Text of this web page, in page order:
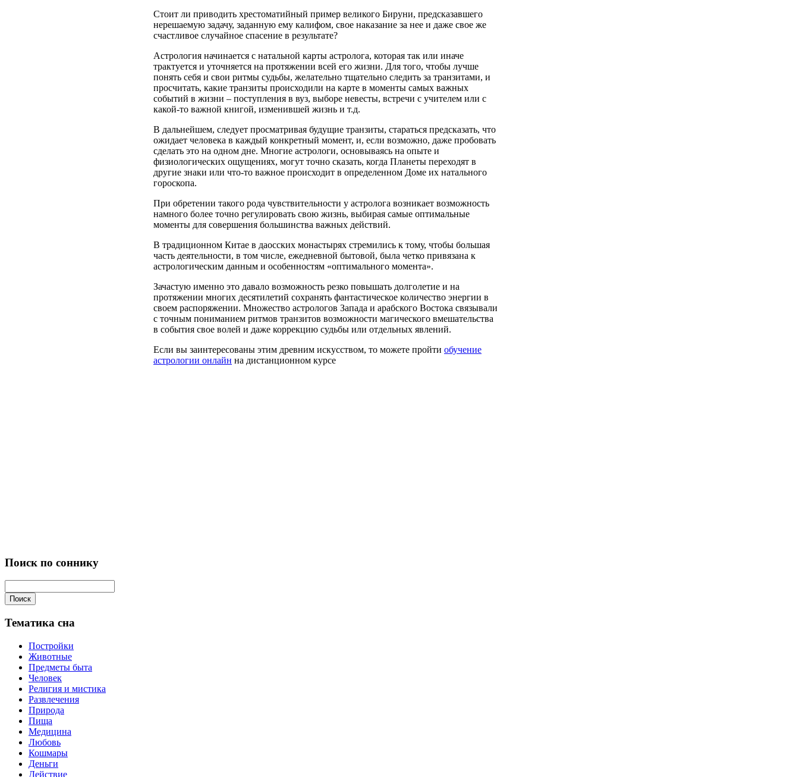
Стоит ли приводить хрестоматийный пример великого Бируни, предсказавшего
нерешаемую задачу, заданную ему калифом, свое наказание за нее и даже свое же
счастливое случайное спасение в результате?
Астрология начинается с натальной карты астролога, которая так или иначе
трактуется и уточняется на протяжении всей его жизни. Для того, чтобы лучше
понять себя и свои ритмы судьбы, желательно тщательно следить за транзитами, и
просчитать, какие транзиты происходили на карте в моменты самых важных
событий в жизни – поступления в вуз, выборе невесты, встречи с учителем или с
какой-то важной книгой, изменившей жизнь и т.д.
В дальнейшем, следует просматривая будущие транзиты, стараться предсказать, что
ожидает человека в каждый конкретный момент, и, если возможно, даже пробовать
сделать это на одном дне. Многие астрологи, основываясь на опыте и
физиологических ощущениях, могут точно сказать, когда Планеты переходят в
другие знаки или что-то важное происходит в определенном Доме их натального
гороскопа.
При обретении такого рода чувствительности у астролога возникает возможность
намного более точно регулировать свою жизнь, выбирая самые оптимальные
моменты для совершения большинства важных действий.
В традиционном Китае в даосских монастырях стремились к тому, чтобы большая
часть деятельности, в том числе, ежедневной бытовой, была четко привязана к
астрологическим данным и особенностям «оптимального момента».
Зачастую именно это давало возможность резко повышать долголетие и на
протяжении многих десятилетий сохранять фантастическое количество энергии в
своем распоряжении. Множество астрологов Запада и арабского Востока связывали
с точным пониманием ритмов транзитов возможности магического вмешательства
в события свое волей и даже коррекцию судьбы или отдельных явлений.
Если вы заинтересованы этим древним искусством, то можете пройти обучение
астрологии онлайн на дистанционном курсе
Поиск по соннику
Поиск
Тематика сна
Постройки
Животные
Предметы быта
Человек
Религия и мистика
Развлечения
Природа
Пища
Медицина
Любовь
Кошмары
Деньги
Действие